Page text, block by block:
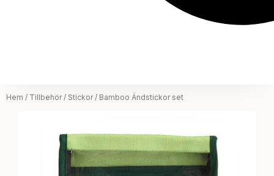
Hem / Tillbehör/ Stickor/ Bamboo Ändstickor set